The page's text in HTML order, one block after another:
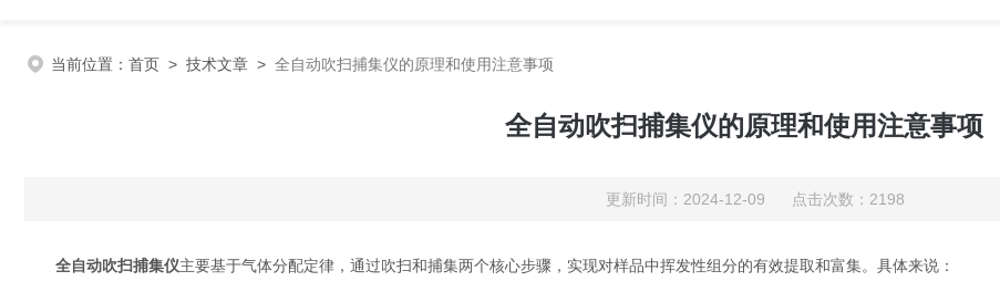
当前位置： 首页 > 技术文章 > 全自动吹扫捕集仪的原理和使用注意事项
全自动吹扫捕集仪的原理和使用注意事项
更新时间：2024-12-09 点击次数：2198
全自动吹扫捕集仪主要基于气体分配定律，通过吹扫和捕集两个核心步骤，实现对样品中挥发性组分的有效提取和富集。具体来说：